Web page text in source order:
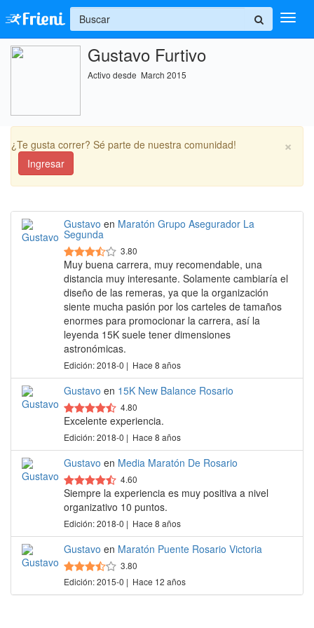
Ayuda
+
Gustavo Furtivo
Activo desde March 2015
×
¿Te gusta correr? Sé parte de nuestra comunidad!
Ingresar
Gustavo en Maratón Grupo Asegurador La
Segunda
3.80
Muy buena carrera, muy recomendable, una
distancia muy interesante. Solamente cambiaría el
diseño de las remeras, ya que la organización
siente mucha pasión por los carteles de tamaños
enormes para promocionar la carrera, así la
leyenda 15K suele tener dimensiones
astronómicas.
Edición: 2018-0 | Hace 8 años
Gustavo en 15K New Balance Rosario
4.80
Excelente experiencia.
Edición: 2018-0 | Hace 8 años
Gustavo en Media Maratón De Rosario
4.60
Siempre la experiencia es muy positiva a nivel
organizativo 10 puntos.
Edición: 2018-0 | Hace 8 años
Gustavo en Maratón Puente Rosario Victoria
3.80
Edición: 2015-0 | Hace 12 años